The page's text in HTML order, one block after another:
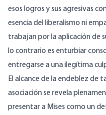
esos logros y sus agresivas
esencia del liberalismo ni
trabajan por la aplicación de
lo contrario es enturbiar
entregarse a una ilegítima
El alcance de la endeblez de
asociación se revela
presentar a Mises como un